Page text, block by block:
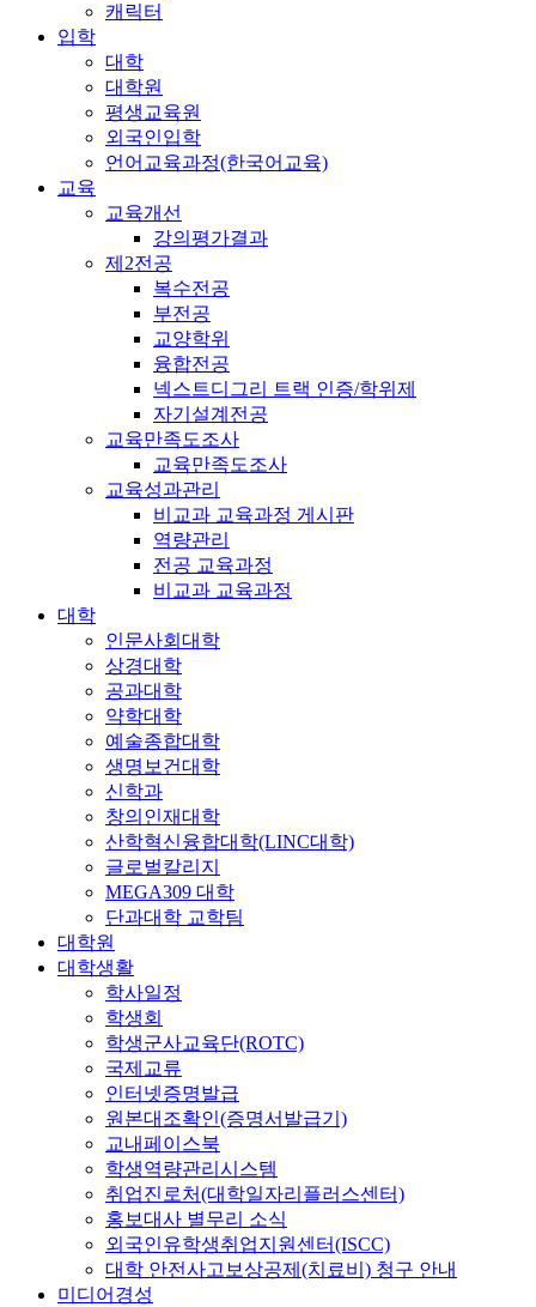
캐릭터
입학
대학
대학원
평생교육원
외국인입학
언어교육과정(한국어교육)
교육
교육개선
강의평가결과
제2전공
복수전공
부전공
교양학위
융합전공
넥스트디그리 트랙 인증/학위제
자기설계전공
교육만족도조사
교육만족도조사
교육성과관리
비교과 교육과정 게시판
역량관리
전공 교육과정
비교과 교육과정
대학
인문사회대학
상경대학
공과대학
약학대학
예술종합대학
생명보건대학
신학과
창의인재대학
산학혁신융합대학(LINC대학)
글로벌칼리지
MEGA309 대학
단과대학 교학팀
대학원
대학생활
학사일정
학생회
학생군사교육단(ROTC)
국제교류
인터넷증명발급
원본대조확인(증명서발급기)
교내페이스북
학생역량관리시스템
취업진로처(대학일자리플러스센터)
홍보대사 별무리 소식
외국인유학생취업지원센터(ISCC)
대학 안전사고보상공제(치료비) 청구 안내
미디어경성